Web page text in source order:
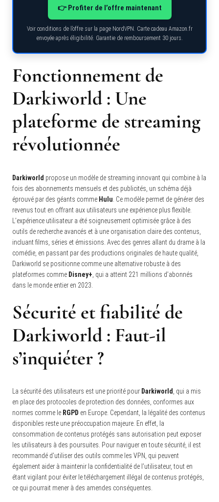
👉 Profiter de l’offre maintenant
Voir conditions de l’offre sur la page NordVPN. Carte cadeau Amazon.fr
envoyée après éligibilité. Garantie de remboursement 30 jours.
Fonctionnement de
Darkiworld: Une
plateforme de streaming
révolutionnée
Darkiworld propose un modèle de streaming innovant qui combine à la
fois des abonnements mensuels et des publicités, un schéma déjà
éprouvé par des géants comme Hulu . Ce modèle permet de générer des
revenus tout en offrant aux utilisateurs une expérience plus flexible.
L’expérience utilisateur a été soigneusement optimisée grâce à des
outils de recherche avancés et à une organisation claire des contenus,
incluant films, séries et émissions. Avec des genres allant du drame à la
comédie, en passant par des productions originales de haute qualité,
Darkiworld se positionne comme une alternative robuste à des
plateformes comme Disney+ , qui a atteint 221 millions d’abonnés
dans le monde entier en 2023.
Sécurité et fiabilité de
Darkiworld: Faut-il
s’inquiéter ?
La sécurité des utilisateurs est une priorité pour Darkiworld
, qui a mis
en place des protocoles de protection des données, conformes aux
normes comme le RGPD en Europe. Cependant, la légalité des contenus
disponibles reste une préoccupation majeure. En effet, la
consommation de contenus protégés sans autorisation peut exposer
les utilisateurs à des poursuites. Pour naviguer en toute sécurité, il est
recommandé d’utiliser des outils comme les VPN, qui peuvent
également aider à maintenir la confidentialité de l’utilisateur, tout en
étant vigilant pour éviter le téléchargement illégal de contenus protégés,
ce qui pourrait mener à des amendes conséquentes.